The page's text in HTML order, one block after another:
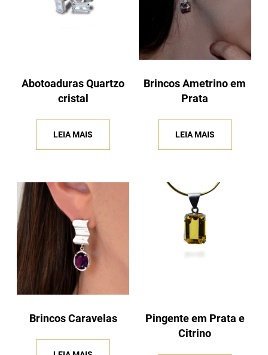
Abotoaduras Quartzo
cristal
LEIA MAIS
Brincos Ametrino em
Prata
LEIA MAIS
Brincos Caravelas
Pingente em Prata e
Citrino